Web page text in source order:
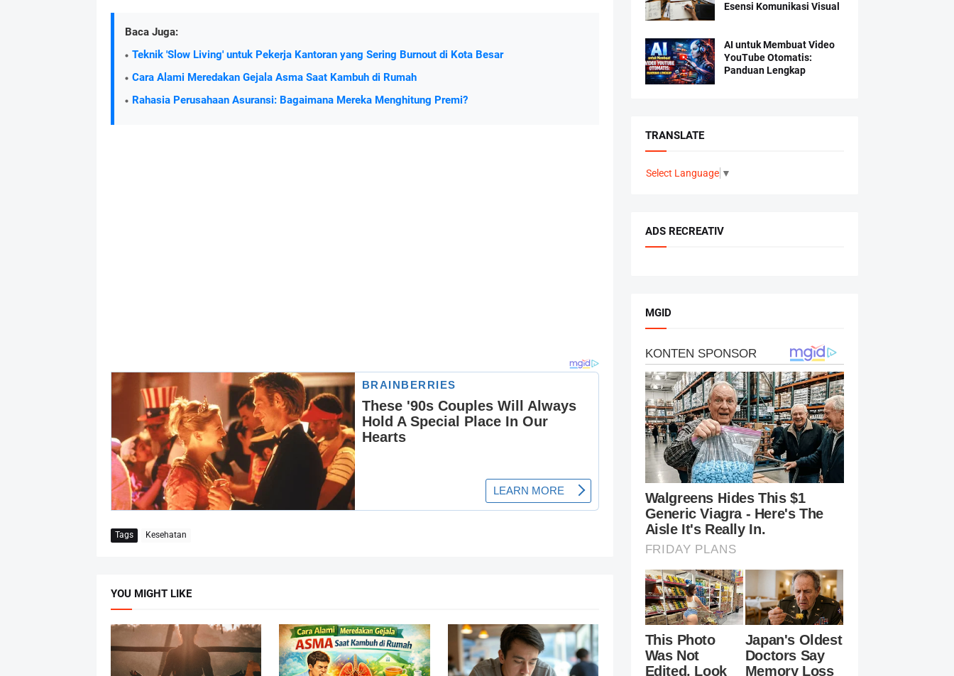
Baca Juga:
Teknik 'Slow Living' untuk Pekerja Kantoran yang Sering Burnout di Kota Besar
Cara Alami Meredakan Gejala Asma Saat Kambuh di Rumah
Rahasia Perusahaan Asuransi: Bagaimana Mereka Menghitung Premi?
Tags Kesehatan
YOU MIGHT LIKE
Esensi Komunikasi Visual
AI untuk Membuat Video
YouTube Otomatis:
Panduan Lengkap
TRANSLATE
Select Language ▼
ADS RECREATIV
MGID